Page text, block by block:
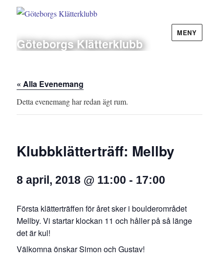
Göteborgs Klätterklubb
MENY
« Alla Evenemang
Detta evenemang har redan ägt rum.
Klubbklätterträff: Mellby
8 april, 2018 @ 11:00 - 17:00
Första klätterträffen för året sker i boulderområdet
Mellby. Vi startar klockan 11 och håller på så länge
det är kul!
Välkomna önskar Simon och Gustav!